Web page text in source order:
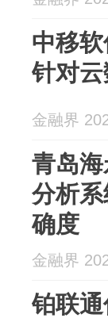
中移
针对
金融界
青岛
分析
确度
金融界
铂联